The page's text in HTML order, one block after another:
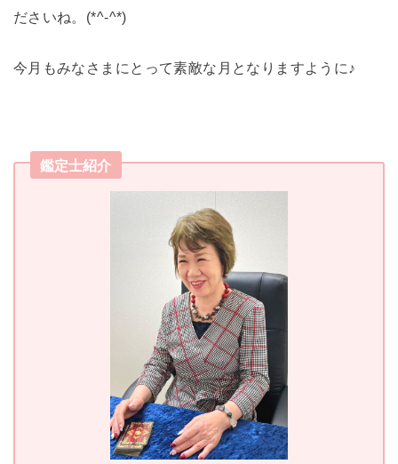
ださいね。(*^-^*)
今月もみなさまにとって素敵な月となりますように♪
鑑定士紹介